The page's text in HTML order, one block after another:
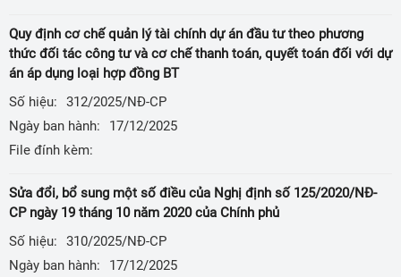
Quy định cơ chế quản lý tài chính dự án đầu tư theo phương
thức đối tác công tư và cơ chế thanh toán, quyết toán đối với dự
án áp dụng loại hợp đồng BT
Số hiệu:
312/2025/NĐ-CP
Ngày ban hành:
17/12/2025
File đính kèm:
Sửa đổi, bổ sung một số điều của Nghị định số 125/2020/NĐ-
CР ngày 19 tháng 10 năm 2020 của Chính phủ
Số hiệu:
310/2025/NĐ-CP
Ngày ban hành:
17/12/2025